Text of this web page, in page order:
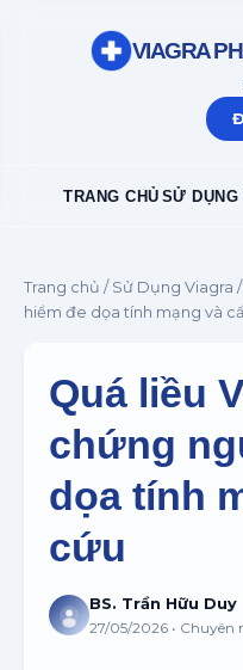
VIAGRA
TRANG CHỦ SỬ DỤNG
Trang chủ / Sử Dụng Viagra
hiểm đe dọa tính mạng và
Quá liều
chứng
dọa tính
cứu
BS. Trần Hữu Duy
27/05/2026 • Chuyên